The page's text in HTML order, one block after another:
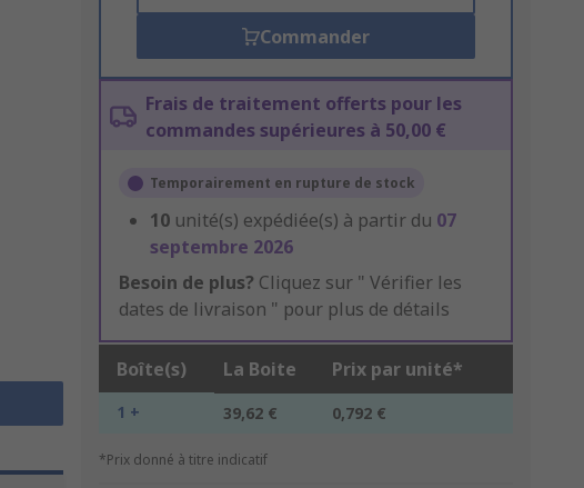
Commander
Frais de traitement offerts pour les
commandes supérieures à 50,00 €
Temporairement en rupture de stock
10 unité(s) expédiée(s) à partir du 07
septembre 2026
Besoin de plus? Cliquez sur " Vérifier les
dates de livraison " pour plus de détails
Boîte(s) La Boite Prix par unité*
1 + 39,62 € 0,792 €
*Prix donné à titre indicatif